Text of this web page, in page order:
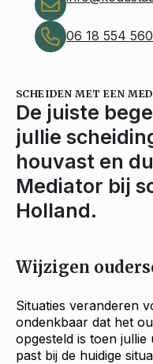
06 18 554 560
SCHEIDEN MET EEN
De juiste
jullie
houvast en
Mediator bij
Holland.
Wijzigen
Situaties veranderen
ondenkbaar dat het
opgesteld is toen
past bij de huidige